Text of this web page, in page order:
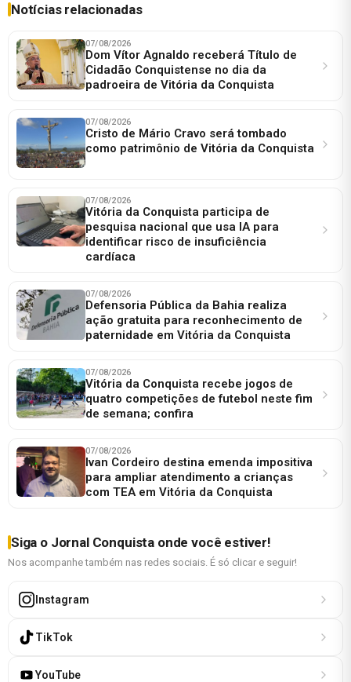
Notícias relacionadas
07/08/2026
Dom Vítor Agnaldo receberá Título de
Cidadão Conquistense no dia da
padroeira de Vitória da Conquista
07/08/2026
Cristo de Mário Cravo será tombado
como patrimônio de Vitória da Conquista
07/08/2026
Vitória da Conquista participa de
pesquisa nacional que usa IA para
identificar risco de insuficiência
cardíaca
07/08/2026
Defensoria Pública da Bahia realiza
ação gratuita para reconhecimento de
paternidade em Vitória da Conquista
07/08/2026
Vitória da Conquista recebe jogos de
quatro competições de futebol neste fim
de semana; confira
07/08/2026
Ivan Cordeiro destina emenda impositiva
para ampliar atendimento a crianças
com TEA em Vitória da Conquista
Siga o Jornal Conquista onde você estiver!
Nos acompanhe também nas redes sociais. É só clicar e seguir!
Instagram
TikTok
YouTube